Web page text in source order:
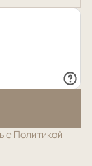
с Политикой